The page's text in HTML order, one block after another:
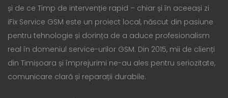
și de ce Timp de intervenție rapid – chiar și în aceeași zi
iFix Service GSM este un proiect local, născut din pasiune
pentru tehnologie și dorința de a aduce profesionalism
real în domeniul service-urilor GSM. Din 2015, mii de clienți
din Timișoara și împrejurimi ne-au ales pentru seriozitate,
comunicare clară și reparații durabile.